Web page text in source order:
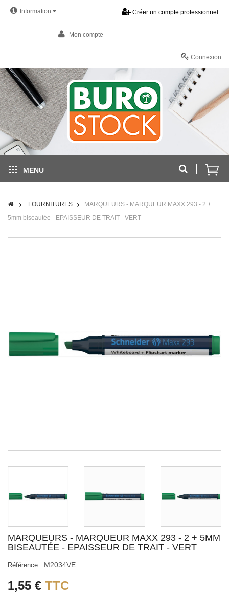
Information Créer un compte professionnel
Mon compte
Connexion
MENU
FOURNITURES
MARQUEURS - MARQUEUR MAXX 293 - 2 +
5mm biseautée - EPAISSEUR DE TRAIT - VERT
MARQUEURS - MARQUEUR MAXX 293 - 2 + 5MM
BISEAUTÉE - EPAISSEUR DE TRAIT - VERT
Référence : M2034VE
1,55 € TTC